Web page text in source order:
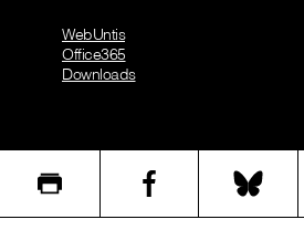
WebUntis
Office365
Downloads